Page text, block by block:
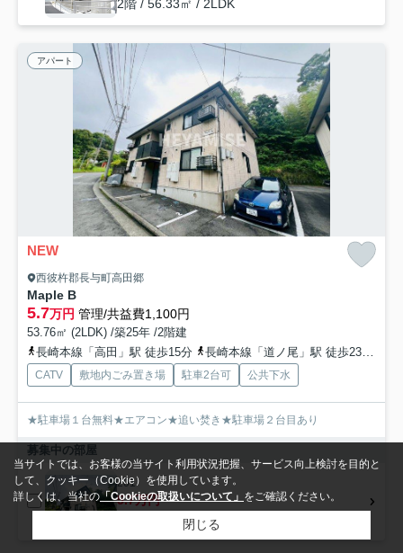
2階 / 56.33㎡ / 2LDK
アパート
NEW
西彼杵郡長与町高田郷
Maple B
5.7万円 管理/共益費1,100円
53.76㎡ (2LDK) /築25年 /2階建
長崎本線「高田」駅 徒歩15分
長崎本線「道ノ尾」駅 徒歩23分
CATV 敷地内ごみ置き場 駐車2台可 公共下水
★駐車場１台無料★エアコン★追い焚き★駐車場２台目あり
募集中の部屋
201
5.7万円
1階 / 53.76㎡ / 2LDK
当サイトでは、お客様の当サイト利用状況把握、サービス向上検討を目的と
して、クッキー（Cookie）を使用しています。
詳しくは、当社の「Cookieの取扱いについて」 をご確認ください。
閉じる